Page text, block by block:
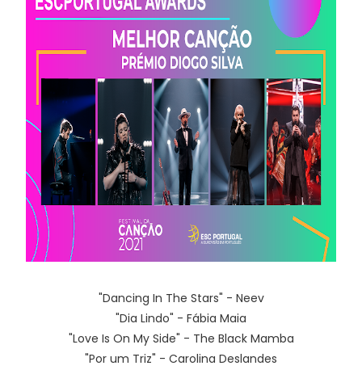
"Dancing In The Stars" - Neev
"Dia Lindo" - Fábia Maia
"Love Is On My Side" - The Black Mamba
"Por um Triz" - Carolina Deslandes